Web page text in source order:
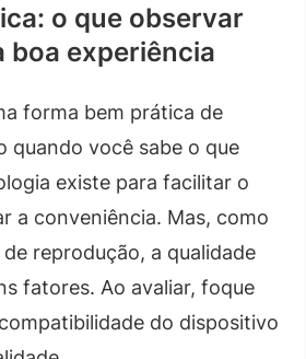
o que observar
boa experiência
forma bem prática de
quando você sabe o que
existe para facilitar o
a conveniência. Mas, como
reprodução, a qualidade
fatores. Ao avaliar, foque
do dispositivo